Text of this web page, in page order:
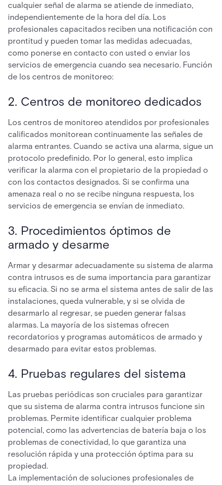
cualquier señal de alarma se atiende de inmediato,
independientemente de la hora del día. Los
profesionales capacitados reciben una notificación con
prontitud y pueden tomar las medidas adecuadas,
como ponerse en contacto con usted o enviar los
servicios de emergencia cuando sea necesario. Función
de los centros de monitoreo:
2. Centros de monitoreo dedicados
Los centros de monitoreo atendidos por profesionales
calificados monitorean continuamente las señales de
alarma entrantes. Cuando se activa una alarma, sigue un
protocolo predefinido. Por lo general, esto implica
verificar la alarma con el propietario de la propiedad o
con los contactos designados. Si se confirma una
amenaza real o no se recibe ninguna respuesta, los
servicios de emergencia se envían de inmediato.
3. Procedimientos óptimos de
armado y desarme
Armar y desarmar adecuadamente su sistema de alarma
contra intrusos es de suma importancia para garantizar
su eficacia. Si no se arma el sistema antes de salir de las
instalaciones, queda vulnerable, y si se olvida de
desarmarlo al regresar, se pueden generar falsas
alarmas. La mayoría de los sistemas ofrecen
recordatorios y programas automáticos de armado y
desarmado para evitar estos problemas.
4. Pruebas regulares del sistema
Las pruebas periódicas son cruciales para garantizar
que su sistema de alarma contra intrusos funcione sin
problemas. Permite identificar cualquier problema
potencial, como las advertencias de batería baja o los
problemas de conectividad, lo que garantiza una
resolución rápida y una protección óptima para su
propiedad.
La implementación de soluciones profesionales de